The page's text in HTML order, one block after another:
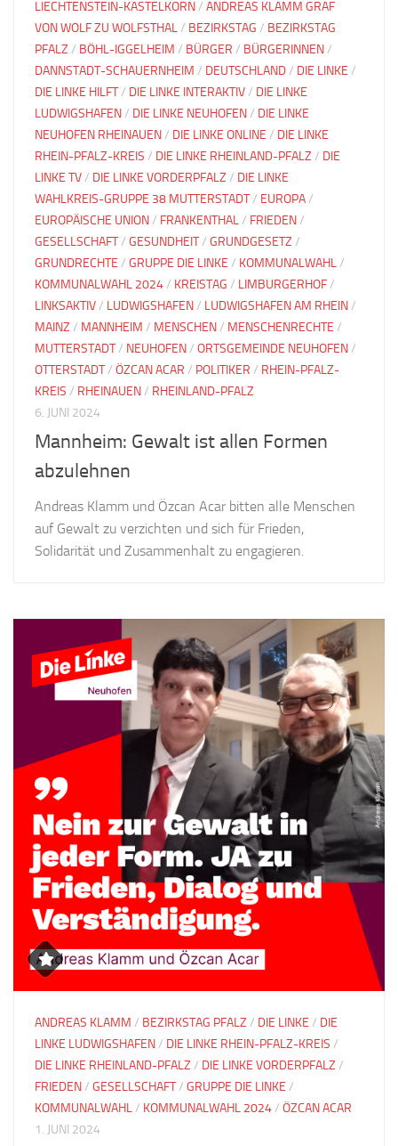
LIECHTENSTEIN-KASTELKORN/ ANDREAS KLAMM GRAF
VON WOLF ZU WOLFSTHAL/ BEZIRKSTAG / BEZIRKSTAG
PFALZ / BÖHL-IGGELHEIM / BÜRGER / BÜRGERINNEN/
DANNSTADT-SCHAUERNHEIM / DEUTSCHLAND/ DIE LINKE /
DIE LINKE HILFT/ DIE LINKE INTERAKTIV/ DIE LINKE
LUDWIGSHAFEN/ DIE LINKE NEUHOFEN/ DIE LINKE
NEUHOFEN RHEINAUEN/ DIE LINKE ONLINE / DIE LINKE
RHEIN-PFALZ-KREIS / DIE LINKE RHEINLAND-PFALZ / DIE
LINKE TV/ DIE LINKE VORDERPFALZ / DIE LINKE
WAHLKREIS-GRUPPE 38 MUTTERSTADT/ EUROPA/
EUROPÄISCHE UNION/ FRANKENTHAL/ FRIEDEN/
GESELLSCHAFT/ GESUNDHEIT/ GRUNDGESETZ /
GRUNDRECHTE / GRUPPE DIE LINKE / KOMMUNALWAHL/
KOMMUNALWAHL 2024/ KREISTAG / LIMBURGERHOF/
LINKSAKTIV/ LUDWIGSHAFEN/ LUDWIGSHAFEN AM RHEIN/
MAINZ / MANNHEIM / MENSCHEN/ MENSCHENRECHTE /
MUTTERSTADT/ NEUHOFEN/ ORTSGEMEINDE NEUHOFEN/
OTTERSTADT/ ÖZCAN ACAR / POLITIKER / RHEIN-PFALZ-
KREIS / RHEINAUEN/ RHEINLAND-PFALZ
6. JUNI 2024
Mannheim: Gewalt ist allen Formen
abzulehnen
Andreas Klamm und Özcan Acar bitten alle Menschen
auf Gewalt zu verzichten und sich für Frieden,
Solidarität und Zusammenhalt zu engagieren.
ANDREAS KLAMM / BEZIRKSTAG PFALZ / DIE LINKE / DIE
LINKE LUDWIGSHAFEN/ DIE LINKE RHEIN-PFALZ-KREIS /
DIE LINKE RHEINLAND-PFALZ / DIE LINKE VORDERPFALZ /
FRIEDEN/ GESELLSCHAFT/ GRUPPE DIE LINKE /
KOMMUNALWAHL/ KOMMUNALWAHL 2024/ ÖZCAN ACAR
1. JUNI 2024